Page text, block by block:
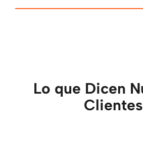
Lo que Dicen
Clientes